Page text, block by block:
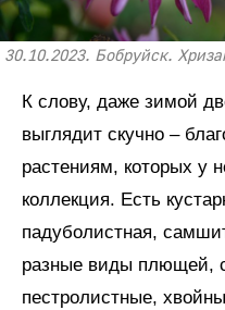
30.10.2023. Бобруйск.
К слову, даже зимой
выглядит скучно –
растениям, которых у
коллекция. Есть
падуболистная,
разные виды плющей,
пестролистные,